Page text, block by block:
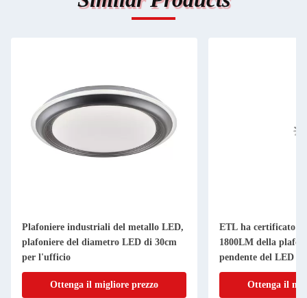
Plafoniere industriali del metallo LED,
plafoniere del diametro LED di 30cm
per l'ufficio
Ottenga il migliore prezzo
ETL ha certificato il
1800LM della
pendente del LED
Ottenga il